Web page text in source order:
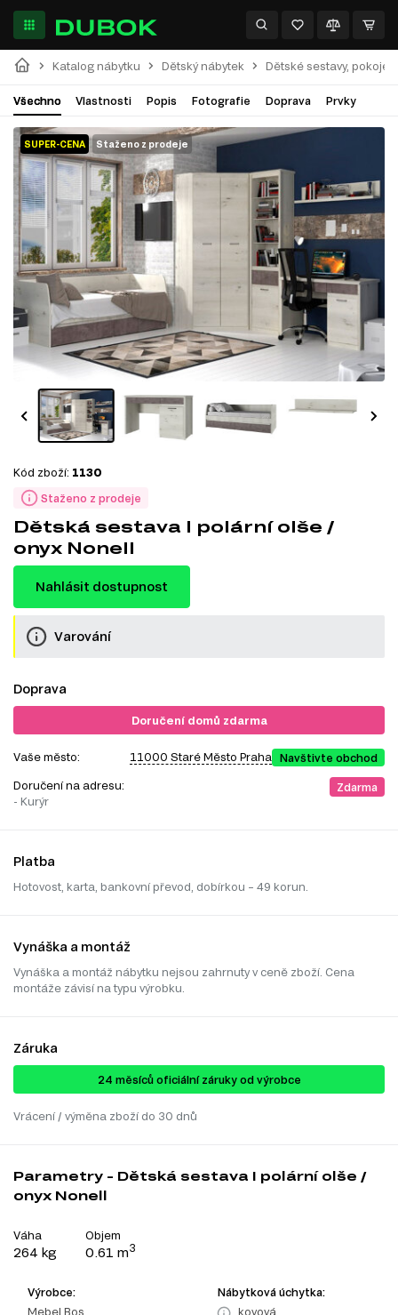
Katalog nábytku Dětský nábytek Dětské sestavy, pokoje
Všechno Vlastnosti Popis Fotografie Doprava Prvky
SUPER-CENA Staženo z prodeje
Staženo z prodeje
Kód zboží: 1130
Dětská sestava I polární olše /
onyx Nonell
Nahlásit dostupnost
Varování
Doprava
Doručení domů zdarma
Vaše město: 11000 Staré Město Praha Navštivte obchod
Doručení na adresu:
- Kurýr
Zdarma
Platba
Hotovost, karta, bankovní převod, dobírkou – 49 korun.
Vynáška a montáž
Vynáška a montáž nábytku nejsou zahrnuty v ceně zboží. Cena
montáže závisí na typu výrobku.
Záruka
24 ​​​​měsíců oficiální záruky od výrobce
Vrácení / výměna zboží do 30 dnů
Parametry - Dětská sestava I polární olše /
onyx Nonell
Váha
264 kg
Objem
0.61 m3
Výrobce:
Mebel Bos
Nábytková úchytka:
kovová